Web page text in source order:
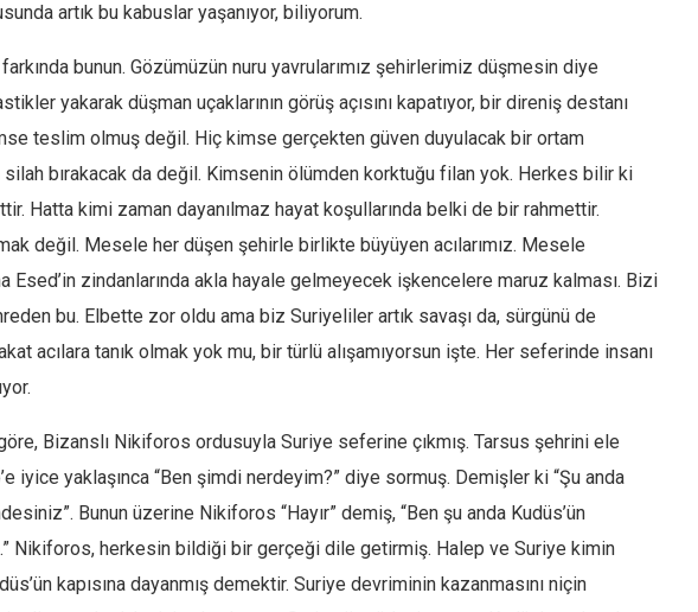
artık bu kabuslar yaşanıyor, biliyorum.
bunun. Gözümüzün nuru yavrularımız şehirlerimiz düşmesin diye
yakarak düşman uçaklarının görüş açısını kapatıyor, bir direniş destanı
teslim olmuş değil. Hiç kimse gerçekten güven duyulacak bir ortam
silah bırakacak da değil. Kimsenin ölümden korktuğu filan yok. Herkes bilir ki
Hatta kimi zaman dayanılmaz hayat koşullarında belki de bir rahmettir.
değil. Mesele her düşen şehirle birlikte büyüyen acılarımız. Mesele
Esed’in zindanlarında akla hayale gelmeyecek işkencelere maruz kalması. Bizi
bu. Elbette zor oldu ama biz Suriyeliler artık savaşı da, sürgünü de
acılara tanık olmak yok mu, bir türlü alışamıyorsun işte. Her seferinde insanı
göre, Bizanslı Nikiforos ordusuyla Suriye seferine çıkmış. Tarsus şehrini ele
iyice yaklaşınca “Ben şimdi nerdeyim?” diye sormuş. Demişler ki “Şu anda
Bunun üzerine Nikiforos “Hayır” demiş, “Ben şu anda Kudüs’ün
Nikiforos, herkesin bildiği bir gerçeği dile getirmiş. Halep ve Suriye kimin
kapısına dayanmış demektir. Suriye devriminin kazanmasını niçin